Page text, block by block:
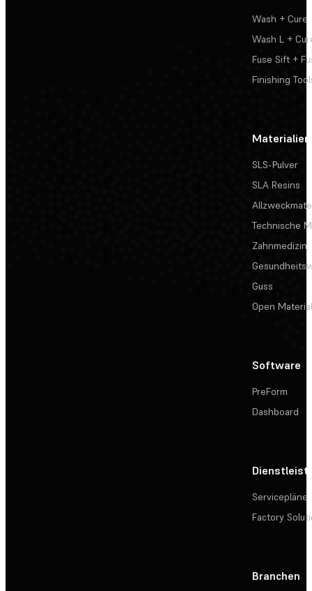
Wash + Cure
Wash L +
Fuse Sift +
Finishing
Materialien
SLS-Pulver
SLA Resins
Technische
Zahnmedizin
Guss
Open
Software
PreForm
Dashboard
Servicepläne
Factory
Branchen